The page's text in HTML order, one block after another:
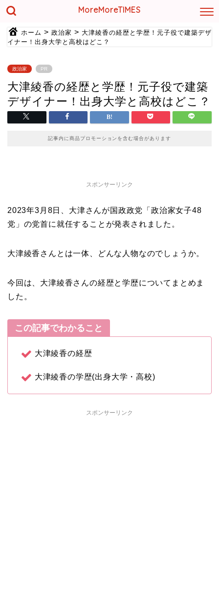
MoreMoreTIMES
ホーム > 政治家 > 大津綾香の経歴と学歴！元子役で建築デザ
イナー！出身大学と高校はどこ？
政治家 PR
大津綾香の経歴と学歴！元子役で建築
デザイナー！出身大学と高校はどこ？
記事内に商品プロモーションを含む場合があります
スポンサーリンク
2023年3月8日、大津さんが国政政党「政治家女子48
党」の党首に就任することが発表されました。
大津綾香さんとは一体、どんな人物なのでしょうか。
今回は、大津綾香さんの経歴と学歴についてまとめま
した。
この記事でわかること
大津綾香の経歴
大津綾香の学歴(出身大学・高校)
スポンサーリンク